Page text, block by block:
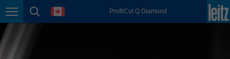
Page navigation
page search
language ProfilCut Q Diamond
México